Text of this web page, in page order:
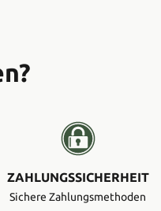
ZAHLUNGSSICHERHEIT
Sichere Zahlungsmethoden